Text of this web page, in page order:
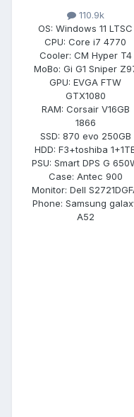
110.9k
OS: Windows 11 LTSC
CPU: Core i7 4770
Cooler: CM Hyper T4
MoBo: Gi G1 Sniper
GPU: EVGA FTW
GTX1080
RAM: Corsair V16GB
1866
SSD: 870 evo 250GB
HDD: F3+toshiba
PSU: Smart DPS G
Case: Antec 900
Monitor: Dell
Phone: Samsung
A52